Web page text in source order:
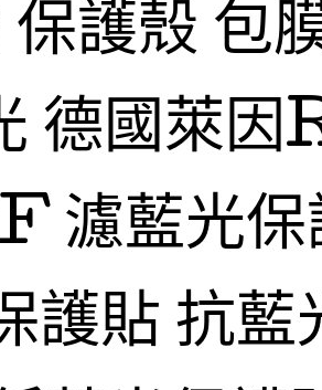
護殼 包
德國萊
藍光保
護貼 抗藍